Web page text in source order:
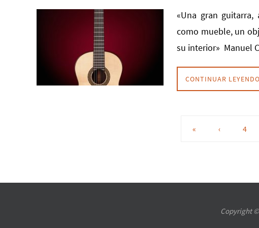
«Una gran
como mueble, un
su interior» Manuel
CONTINUAR
« ‹ 4
Copyright